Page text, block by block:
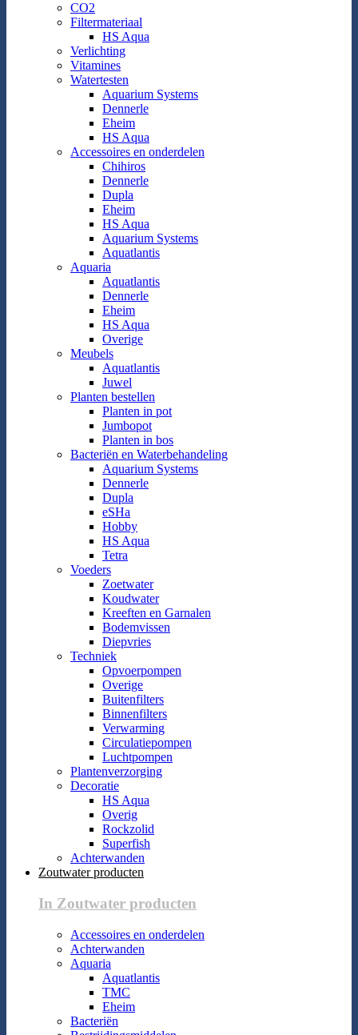
CO2
Filtermateriaal
HS Aqua
Verlichting
Vitamines
Watertesten
Aquarium Systems
Dennerle
Eheim
HS Aqua
Accessoires en onderdelen
Chihiros
Dennerle
Dupla
Eheim
HS Aqua
Aquarium Systems
Aquatlantis
Aquaria
Aquatlantis
Dennerle
Eheim
HS Aqua
Overige
Meubels
Aquatlantis
Juwel
Planten bestellen
Planten in pot
Jumbopot
Planten in bos
Bacteriën en Waterbehandeling
Aquarium Systems
Dennerle
Dupla
eSHa
Hobby
HS Aqua
Tetra
Voeders
Zoetwater
Koudwater
Kreeften en Garnalen
Bodemvissen
Diepvries
Techniek
Opvoerpompen
Overige
Buitenfilters
Binnenfilters
Verwarming
Circulatiepompen
Luchtpompen
Plantenverzorging
Decoratie
HS Aqua
Overig
Rockzolid
Superfish
Achterwanden
Zoutwater producten
In Zoutwater producten
Accessoires en onderdelen
Achterwanden
Aquaria
Aquatlantis
TMC
Eheim
Bacteriën